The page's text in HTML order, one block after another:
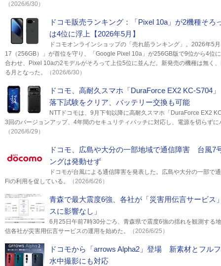
（2026/6/30）
ドコモ販売ランキング：「Pixel 10a」が2機種そろ
は4位に浮上【2026年5月】
ドコモオンラインショップの「売れ筋ランキング」。2026年5
17（256GB）」が首位を守り、「Google Pixel 10a」が256GB版で9位から4位
合わせ、Pixel 10aの2モデルがそろって上位5位に並んだ。新発売の機種は無く
る月となった。
（2026/6/30）
ドコモ、高耐久スマホ「DuraForce EX2 KC-S704
落下試験をクリア、バッテリー交換も可能
NTTドコモは、9月下旬以降に高耐久スマホ「DuraForce EX2
3回のバージョンアップ、4年間のセキュリティパッチに対応し、電源を切らず
（2026/6/29）
ドコモ、広島や大分の一部地域で通信障害 台風
ングは発動せず
ドコモが台風による通信障害を発表した。広島や大分の一部で
Fiの利用を促している。
（2026/6/26）
青森で最大震度6強、各社が「災害用伝言サービ
スに影響なし」
6月25日午前7時30分ごろ、青森県で震度6強の揺れを観測する
信各社が災害用伝言サービスの運用を始めた。
（2026/6/25）
ドコモから「arrows Alpha2」登場 新素材とフル
水中撮影にも対応